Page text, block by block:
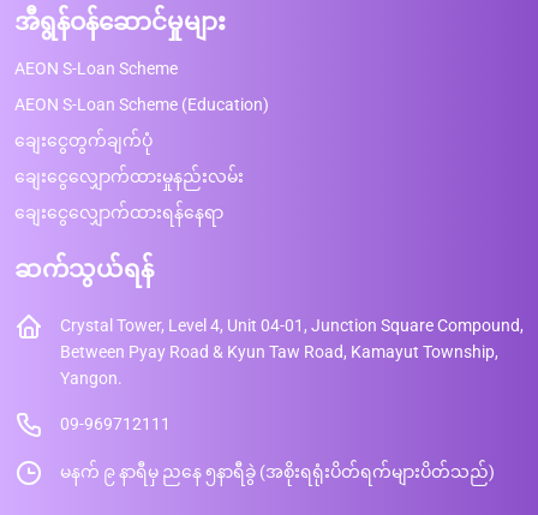
အီရွန်ဝန်ဆောင်မှုများ
AEON S-Loan Scheme
AEON S-Loan Scheme (Education)
ချေးငွေတွက်ချက်ပုံ
ချေးငွေလျှောက်ထားမှုနည်းလမ်း
ချေးငွေလျှောက်ထားရန်နေရာ
ဆက်သွယ်ရန်
Crystal Tower, Level 4, Unit 04-01, Junction Square Compound,
Between Pyay Road & Kyun Taw Road, Kamayut Township,
Yangon.
09-969712111
မနက် ၉ နာရီမှ ညနေ ၅နာရီခွဲ (အစိုးရရုံးပိတ်ရက်များပိတ်သည်)